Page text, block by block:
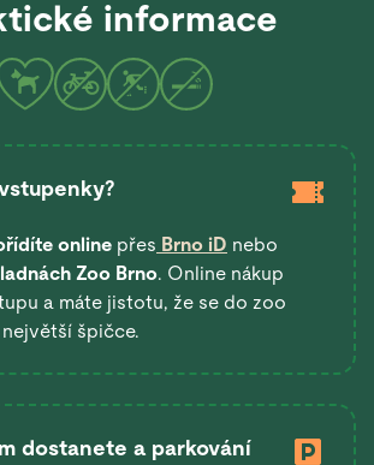
informace
online přes Brno iD nebo
Zoo Brno. Online nákup
a máte jistotu, že se do zoo
špičce.
dostanete a parkování